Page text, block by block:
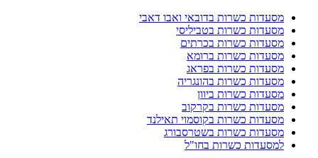
מסעדות כשרות בדובאי ואבו דאבי
מסעדות כשרות בטביליסי
מסעדות כשרות בכרתים
מסעדות כשרות ברומא
מסעדות כשרות בפראג
מסעדות כשרות בהונגריה
מסעדות כשרות ביוון
מסעדות כשרות בקרקוב
מסעדות כשרות בקוסמוי תאילנד
מסעדות כשרות בשטרסבורג
למסעדות כשרות בחו"ל